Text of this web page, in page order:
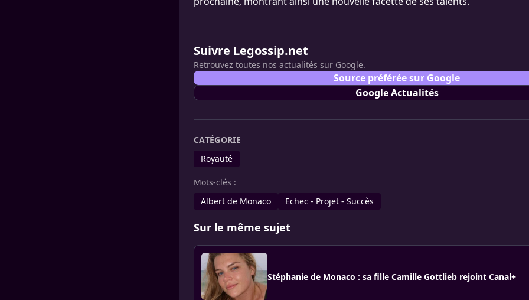
Suivre Legossip.net
Retrouvez toutes nos actualités sur Google.
Source préférée sur Google
Google Actualités
CATÉGORIE
Royauté
Mots-clés :
Albert de Monaco
Echec - Projet - Succès
Sur le même sujet
Stéphanie de Monaco : sa fille Camille Gottlieb rejoint Canal+